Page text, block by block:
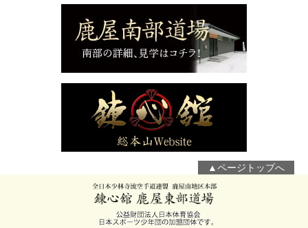
▲ページトップへ